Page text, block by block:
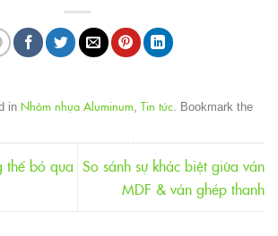
in Nhôm nhựa Aluminum Tin tức . Bookmark the
thể bỏ qua So sánh sự khác biệt giữa ván
MDF & ván ghép thanh